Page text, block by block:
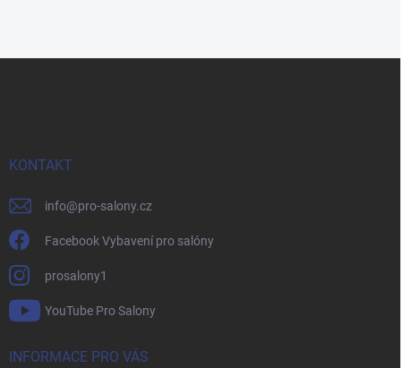
KONTAKT
info@pro-salony.cz
Facebook Vybavení pro salóny
prosalony1
YouTube Pro Salony
INFORMACE PRO VÁS